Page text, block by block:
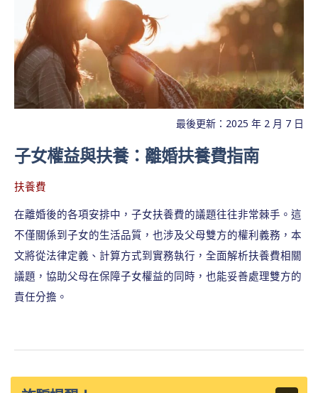
最後更新：2025 年 2 月 7 日
子女權益與扶養：離婚扶養費指南
扶養費
在離婚後的各項安排中，子女扶養費的議題往往非常棘手。這
不僅關係到子女的生活品質，也涉及父母雙方的權利義務，本
文將從法律定義、計算方式到實務執行，全面解析扶養費相關
議題，協助父母在保障子女權益的同時，也能妥善處理雙方的
責任分擔。